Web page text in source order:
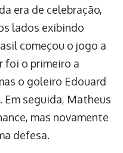
era de celebração,
lados exibindo
começou o jogo a
foi o primeiro a
o goleiro Edouard
Em seguida, Matheus
mas novamente
defesa.